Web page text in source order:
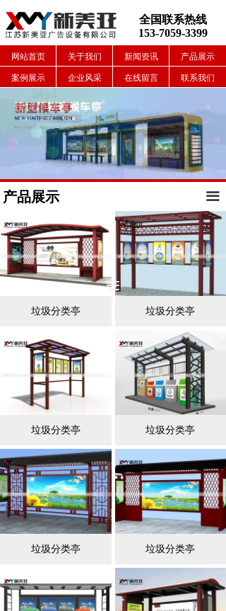
全国联系热线
153-7059-3399
网站首页
关于我们 新闻资讯
产品展示
案例展示
企业风采 在线留言 联系我们
끀
垃圾分类亭 垃圾分类亭
垃圾分类亭 垃圾分类亭
垃圾分类亭 垃圾分类亭
产品展示 끀